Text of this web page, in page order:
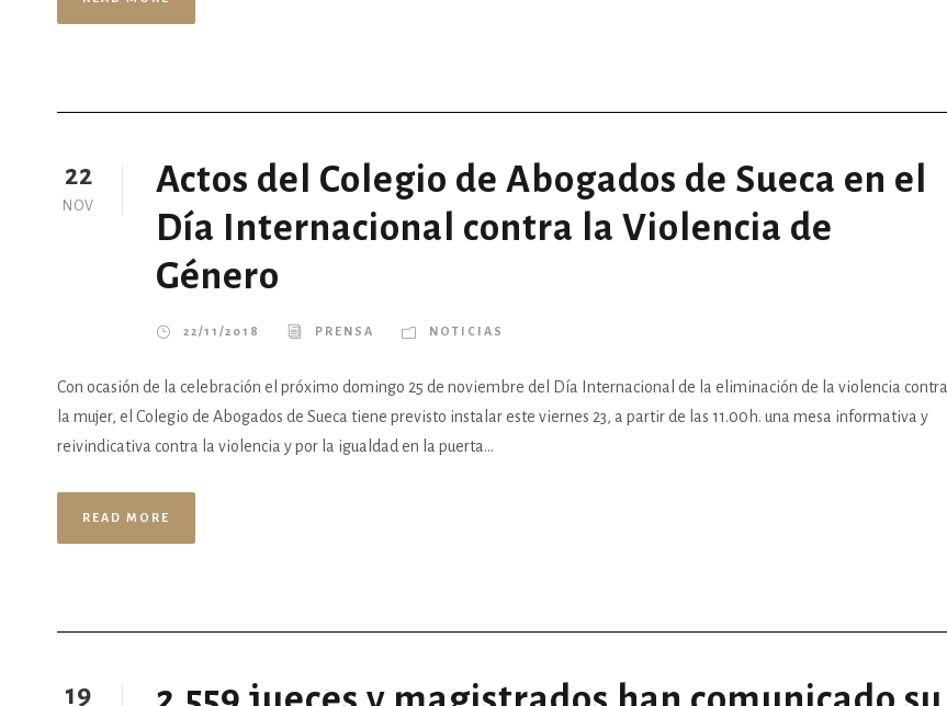
22
NOV
Actos del Colegio de Abogados de Sueca en el
Día Internacional contra la Violencia de
Género
22/11/2018 PRENSA NOTICIAS
Con ocasión de la celebración el próximo domingo 25 de noviembre del Día Internacional de la eliminación de la violencia contra
la mujer, el Colegio de Abogados de Sueca tiene previsto instalar este viernes 23, a partir de las 11.00h. una mesa informativa y
reivindicativa contra la violencia y por la igualdad en la puerta...
READ MORE
19